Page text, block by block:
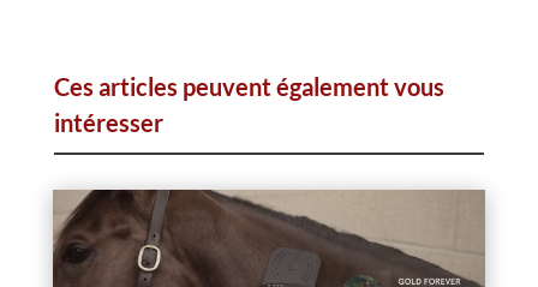
Ces articles peuvent également vous
intéresser